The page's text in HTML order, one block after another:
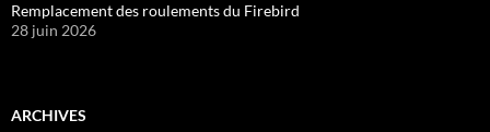
Remplacement des roulements du Firebird
28 juin 2026
ARCHIVES